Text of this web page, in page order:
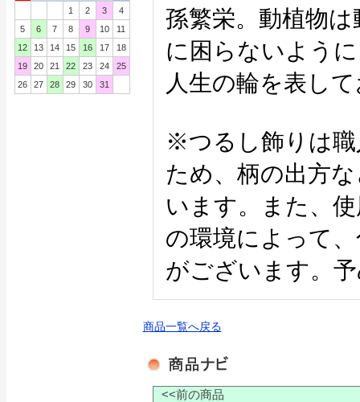
1
2 3
4
5
6 7 8 9 10
11
12
13 14 15 16 17
18
19
20 21 22 23 24
25
26
27 28 29 30 31
孫繁栄。動植物
に困らないよう
人生の輪を表し
※つるし飾りは
ため、柄の出方
います。また、
の環境によって
がございます。
商品一覧へ戻る
<<前の商品